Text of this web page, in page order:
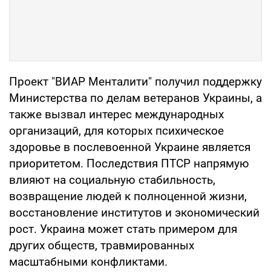
Проект "ВИАР Менталити" получил поддержку
Министерства по делам ветеранов Украины, а
также вызвал интерес международных
организаций, для которых психическое
здоровье в послевоенной Украине является
приоритетом. Последствия ПТСР напрямую
влияют на социальную стабильность,
возвращение людей к полноценной жизни,
восстановление институтов и экономический
рост. Украина может стать примером для
других обществ, травмированных
масштабными конфликтами.